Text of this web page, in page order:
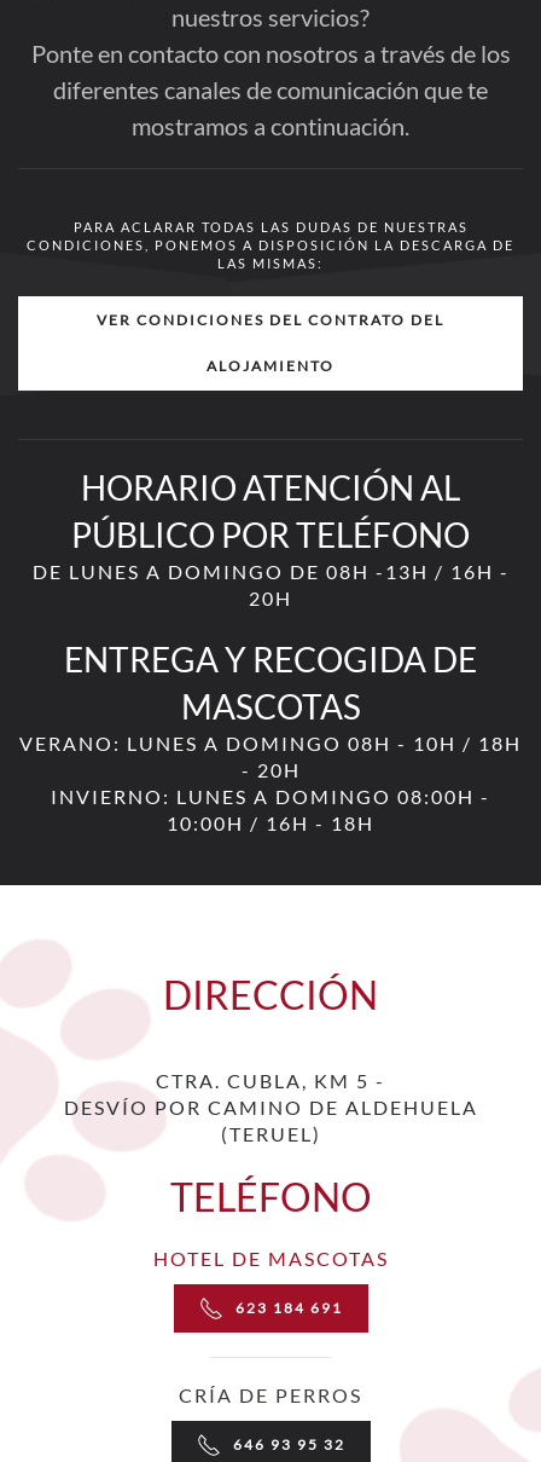
nuestros servicios?
Ponte en contacto con nosotros a través de los
diferentes canales de comunicación que te
mostramos a continuación.
PARA ACLARAR TODAS LAS DUDAS DE NUESTRAS
CONDICIONES, PONEMOS A DISPOSICIÓN LA DESCARGA DE
LAS MISMAS:
VER CONDICIONES DEL CONTRATO DEL
ALOJAMIENTO
HORARIO ATENCIÓN AL
PÚBLICO POR TELÉFONO
DE LUNES A DOMINGO DE 08H -13H / 16H -
20H
ENTREGA Y RECOGIDA DE
MASCOTAS
VERANO: LUNES A DOMINGO 08H - 10H / 18H
- 20H
INVIERNO: LUNES A DOMINGO 08:00H -
10:00H / 16H - 18H
DIRECCIÓN
CTRA. CUBLA, KM 5 -
DESVÍO POR CAMINO DE ALDEHUELA
(TERUEL)
TELÉFONO
HOTEL DE MASCOTAS
623 184 691
CRÍA DE PERROS
646 93 95 32